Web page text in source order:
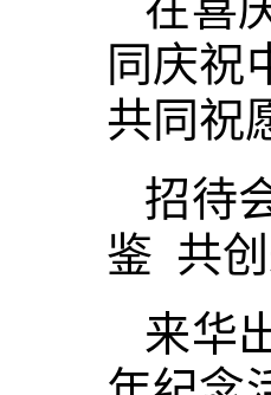
同庆祝
共同祝
招待
鉴 共
来华